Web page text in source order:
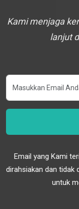
Kami menjaga
lanjut
Email yang Kami
dirahsiakan dan tidak
untuk